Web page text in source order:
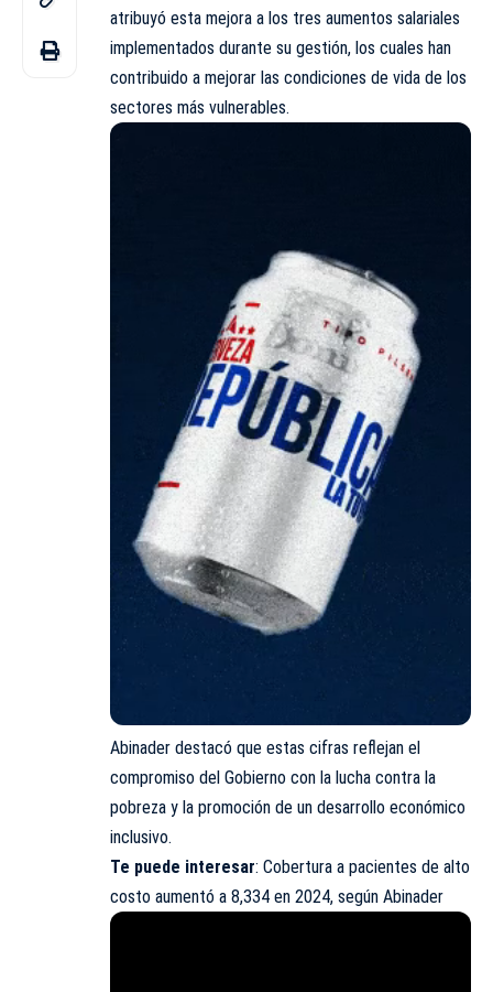
atribuyó esta mejora a los tres aumentos salariales
implementados durante su gestión, los cuales han
contribuido a mejorar las condiciones de vida de los
sectores más vulnerables.
Abinader destacó que estas cifras reflejan el
compromiso del Gobierno con la lucha contra la
pobreza y la promoción de un desarrollo económico
inclusivo.
Te puede interesar: Cobertura a pacientes de alto
costo aumentó a 8,334 en 2024, según Abinader